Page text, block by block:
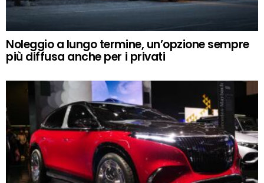
Noleggio a lungo termine, un’opzione sempre
più diffusa anche per i privati